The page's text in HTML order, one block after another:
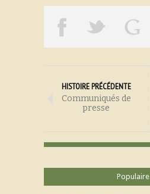
HISTOIRE PRÉCÉDENTE
Communiqués de
presse
Populaire